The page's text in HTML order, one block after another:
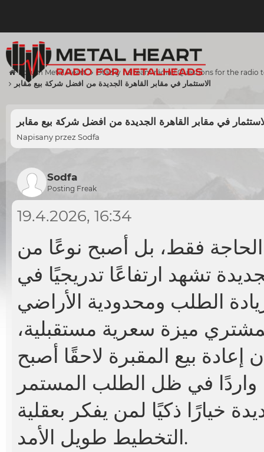
Forum Metal Heart Otázky na team rádia / Questions for the radio
الاستثمار في مقابر القاهرة الجديدة من افضل شركة بيع مقابر
في مقابر القاهرة الجديدة من افضل شركة بيع مقابر
Napisany przez Sodfa
Sodfa
Posting Freak
19.4.2026, 16:34
فقط، بل أصبح نوعًا من
تشهد ارتفاعًا تدريجيًا في
ميزة سعرية مستقبلية،
بيع المقبرة لاحقًا أصبح
خيارًا ذكيًا لمن يفكر بعقلية
التخطيط طويل الأمد.